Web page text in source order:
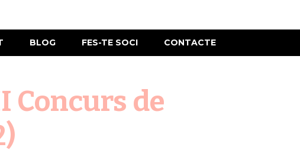
BLOG FES-TE SOCI CONTACTE
Concurs de